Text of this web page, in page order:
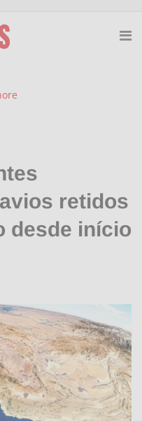
retidos
desde início